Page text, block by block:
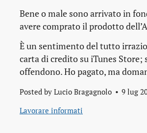
Bene o male sono arrivato in
avere comprato il prodotto
È un sentimento del tutto
carta di credito su iTunes Store;
offendono. Ho pagato, ma
Posted by Lucio Bragagnolo 9 lug
Lavorare informati